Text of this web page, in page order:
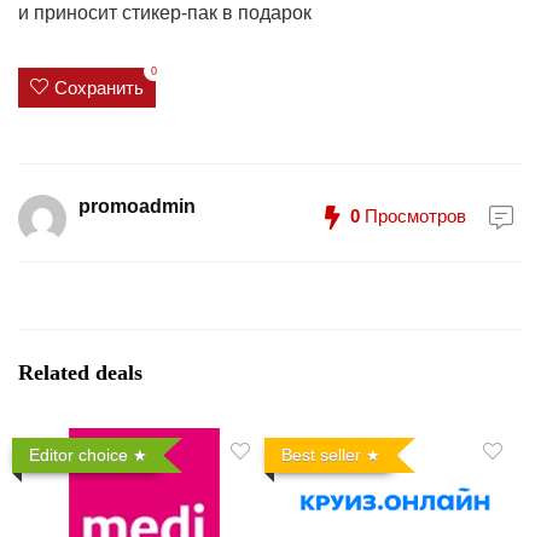
и приносит стикер-пак в подарок
Сохранить
0
promoadmin 0 Просмотров
Related deals
Editor choice Best seller